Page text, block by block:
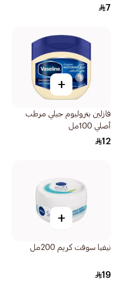
7
+
فازلين بتروليوم جيلي مرطب
أصلي 100مل
12
+
نيفيا سوفت كريم 200مل
19